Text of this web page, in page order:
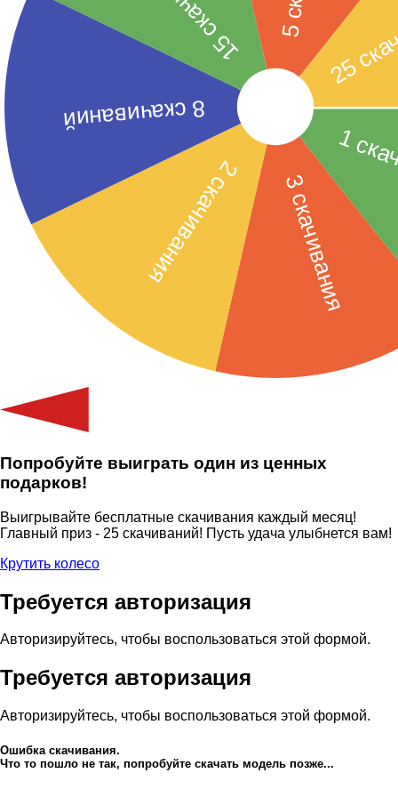
Попробуйте выиграть один из ценных
подарков!
Выигрывайте бесплатные скачивания каждый месяц!
Главный приз - 25 скачиваний! Пусть удача улыбнется вам!
Крутить колесо
Требуется авторизация
Авторизируйтесь, чтобы воспользоваться этой формой.
Требуется авторизация
Авторизируйтесь, чтобы воспользоваться этой формой.
Ошибка скачивания.
Что то пошло не так, попробуйте скачать модель позже...